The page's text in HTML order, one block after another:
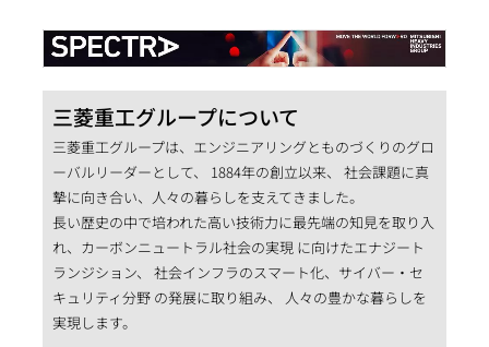
三菱重工グループについて
三菱重工グループは、エンジニアリングとものづくりのグロ
ーバルリーダーとして、 1884年の創立以来、 社会課題に真
摯に向き合い、人々の暮らしを支えてきました。
長い歴史の中で培われた高い技術力に最先端の知見を取り入
れ、カーボンニュートラル社会の実現 に向けたエナジート
ランジション、 社会インフラのスマート化、サイバー・セ
キュリティ分野 の発展に取り組み、 人々の豊かな暮らしを
実現します。